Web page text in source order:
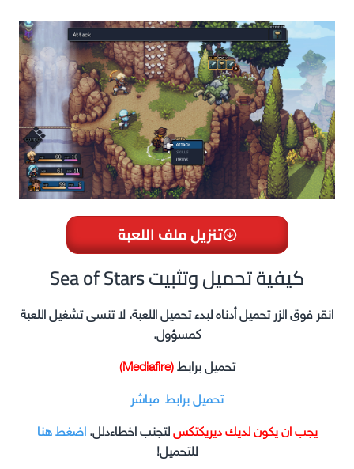
تنزيل ملف اللعبة
Sea of Stars كيفية تحميل وتثبيت
انقر فوق الزر تحميل أدناه لبدء تحميل اللعبة. لا تنسى تشغيل اللعبة
كمسؤول.
تحميل برابط(Mediafire)
تحميل برابط مباشر
يجب ان يكون لديك ديريكتكسلتجنب اخطاءدلل.اضغط هنا
للتحميل!